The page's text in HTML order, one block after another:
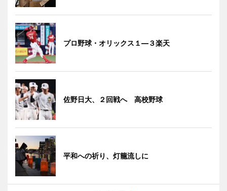
プロ野球・オリックス１―３楽天
佐野日大、２回戦へ 高校野球
平和への祈り、灯籠流しに